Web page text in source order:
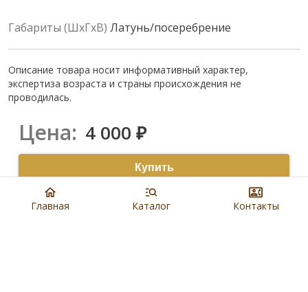
Габариты (ШхГхВ) Латунь/посеребрение
Описание товара носит информативный характер,
экспертиза возраста и страны происхождения не
проводилась.
Цена: 4 000 ₽
Купить
8 901 279 19 19
Главная Каталог Контакты